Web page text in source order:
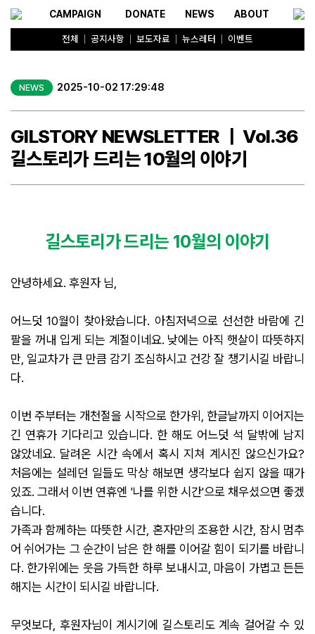
CAMPAIGN DONATE NEWS ABOUT
전체 공지사항 보도자료 뉴스레터 이벤트
NEWS 2025-10-02 17:29:48
GILSTORY NEWSLETTER ㅣ Vol.36
길스토리가 드리는 10월의 이야기
길스토리가 드리는 10월의 이야기
안녕하세요. 후원자 님,
어느덧 10월이 찾아왔습니다. 아침저녁으로 선선한 바람에 긴
팔을 꺼내 입게 되는 계절이네요. 낮에는 아직 햇살이 따뜻하지
만, 일교차가 큰 만큼 감기 조심하시고 건강 잘 챙기시길 바랍니
다.
이번 주부터는 개천절을 시작으로 한가위, 한글날까지 이어지는
긴 연휴가 기다리고 있습니다. 한 해도 어느덧 석 달밖에 남지
않았네요. 달려온 시간 속에서 혹시 지쳐 계시진 않으신가요?
처음에는 설레던 일들도 막상 해보면 생각보다 쉽지 않을 때가
있죠. 그래서 이번 연휴엔 '나를 위한 시간'으로 채우셨으면 좋겠
습니다.
가족과 함께하는 따뜻한 시간, 혼자만의 조용한 시간, 잠시 멈추
어 쉬어가는 그 순간이 남은 한 해를 이어갈 힘이 되기를 바랍니
다. 한가위에는 웃음 가득한 하루 보내시고, 마음이 가볍고 든든
해지는 시간이 되시길 바랍니다.
무엇보다, 후원자님이 계시기에 길스토리도 계속 걸어갈 수 있